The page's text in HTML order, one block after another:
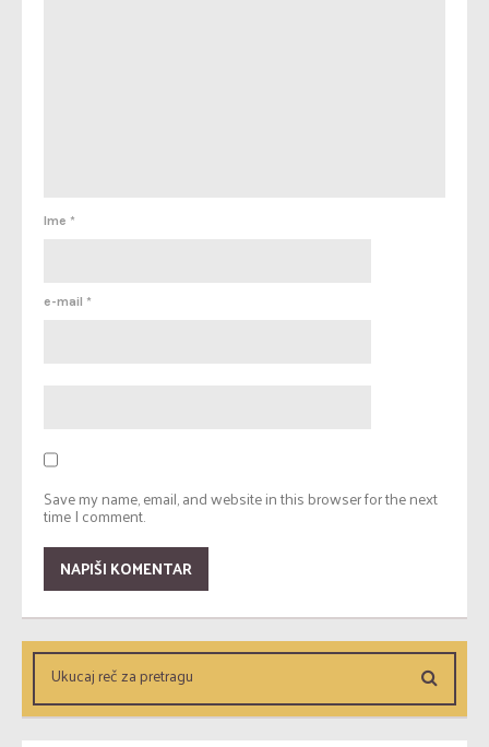
Ime *
e-mail *
Save my name, email, and website in this browser for the next
time I comment.